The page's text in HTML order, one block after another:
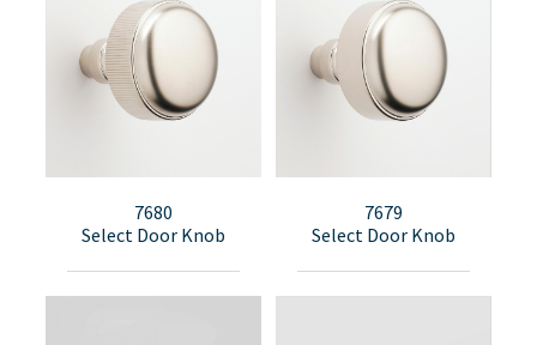
7680
Select Door Knob
7679
Select Door Knob